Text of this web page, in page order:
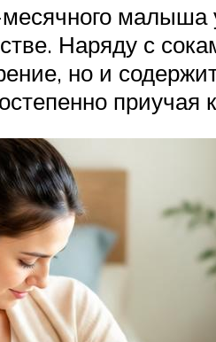
малыша
Наряду с
но и